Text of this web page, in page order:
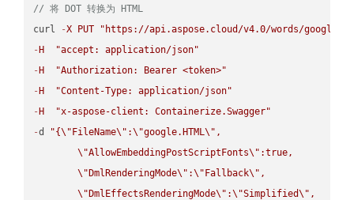
// 将 DOT 转换为 HTML
curl
-X PUT
"https://api.aspose.cloud/v4.0/words/
- H
"accept: application/json"
- H
"Authorization: Bearer <token>"
- H
"Content-Type: application/json"
- H
"x-aspose-client: Containerize.Swagger"
-d "{\" FileName\" :\"google.HTML\" ,
\"AllowEmbeddingPostScriptFonts\" :true,
\" DmlRenderingMode\" :\" Fallback\" ,
\" DmlEffectsRenderingMode\" :\"Simplified\" ,